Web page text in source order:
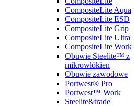
CompositeLite Aqua
CompositeLite ESD
CompositeLite Grip
CompositeLite Ultra
CompositeLite Work
Obuwie Steelite™ z
mikrowłókien
Obuwie zawodowe
Portwest® Pro
Portwest™ Work
Steelite&trade